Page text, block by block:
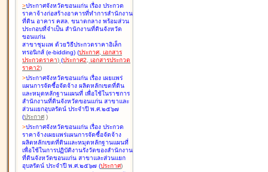
>ประกาศจังหวัดขอนแก่น เรื่อง ประกวด
ราคาจ้างก่อสร้างอาคารที่ทำการสำนักงาน
ที่ดิน อาคาร คสล. ขนาดกลาง พร้อมส่วน
ประกอบที่จำเป็น สำนักงานที่ดินจังหวัด
ขอนแก่น
สาขาชุมแพ ด้วยวิธีประกวดราคาอิเล็ก
ทรอนิกส์ (e-bidding) (ประกาศ, เอกสาร
ประกวดราคา) (ประกาศ2, เอกสารประกวด
ราคา2)
>ประกาศจังหวัดขอนแก่น เรื่อง เผยแพร่
แผนการจัดซื้อจัดจ้าง ผลิตหลักเขตที่ดิน
และหมุดหลักฐานแผนที่ เพื่อใช้ในราชการ
สำนักงานที่ดินจังหวัดขอนแก่น สาขาและ
ส่วนแยกอุบลรัตน์ ประจำปี พ.ศ.๒๕๖๗
(ประกาศ )
>ประกาศจังหวัดขอนแก่น เรื่อง ประกวด
ราคาจ้างเผยแพร่แผนการจัดซื้อจัดจ้าง
ผลิตหลักเขตที่ดินและหมุดหลักฐานแผนที่
เพื่อใช้ในการปฏิบัติงานรังวัดของสำนักงาน
ที่ดินจังหวัดขอนแก่น สาขาและส่วนแยก
อุบลรัตน์ ประจำปี พ.ศ.๒๕๖๗ (ประกาศ)